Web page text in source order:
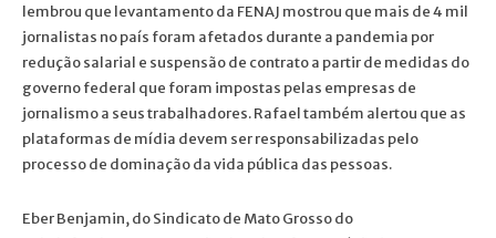
lembrou que levantamento da FENAJ mostrou que mais de 4 mil
jornalistas no país foram afetados durante a pandemia por
redução salarial e suspensão de contrato a partir de medidas do
governo federal que foram impostas pelas empresas de
jornalismo a seus trabalhadores. Rafael também alertou que as
plataformas de mídia devem ser responsabilizadas pelo
processo de dominação da vida pública das pessoas.
Eber Benjamin, do Sindicato de Mato Grosso do